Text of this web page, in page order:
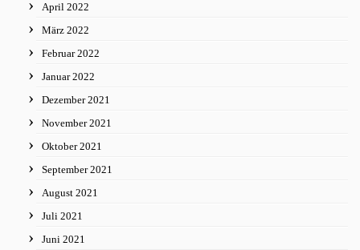
April 2022
März 2022
Februar 2022
Januar 2022
Dezember 2021
November 2021
Oktober 2021
September 2021
August 2021
Juli 2021
Juni 2021